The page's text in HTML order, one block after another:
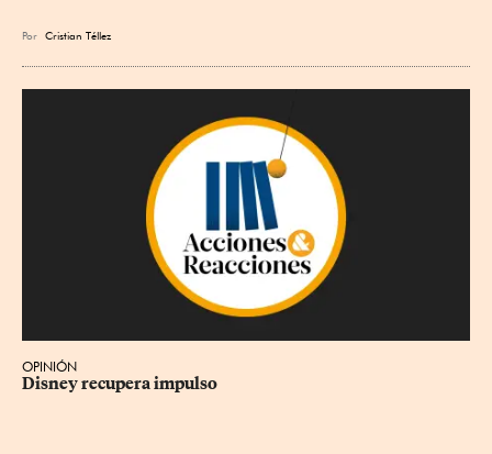
Por Cristian Téllez
OPINIÓN
Disney recupera impulso